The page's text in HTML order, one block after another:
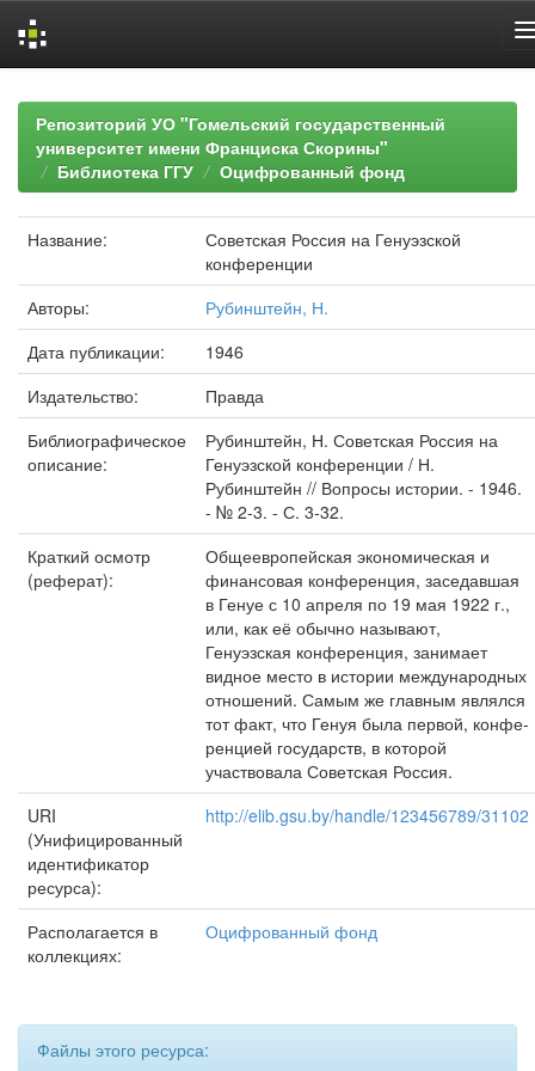
navigationРепозиторий УО "Гомельский государственный
университет имени Франциска Скорины"
Библиотека ГГУ
Оцифрованный фонд
Название:
Советская Россия на Генуэзской
конференции
Авторы:
Рубинштейн, Н.
Дата публикации:
1946
Издательство:
Правда
Библиографическое
описание:
Рубинштейн, Н. Советская Россия на
Генуэзской конференции / Н.
Рубинштейн // Вопросы истории. - 1946.
- № 2-3. - С. 3-32.
Краткий осмотр
(реферат):
Общеевропейская экономическая и
финансовая конференция, заседавшая
в Генуе с 10 апреля по 19 мая 1922 г.,
или, как её обычно называют,
Генуэзская конференция, занимает
видное место в истории международных
отношений. Самым же главным являлся
тот факт, что Генуя была первой, конфе­
ренцией государств, в которой
участвовала Советская Россия.
URI
(Унифицированный
идентификатор
ресурса):
http://elib.gsu.by/handle/123456789/31102
Располагается в
коллекциях:
Оцифрованный фонд
Файлы этого ресурса: